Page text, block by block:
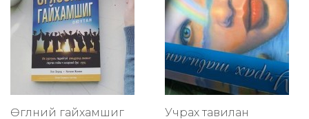
Өглөөний гайхамшиг
Учрах тавилан